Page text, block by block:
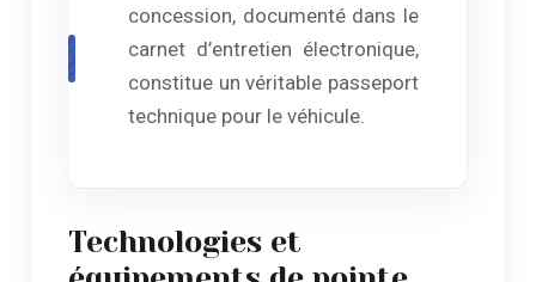
concession, documenté dans le
carnet d’entretien électronique,
constitue un véritable passeport
technique pour le véhicule.
Technologies et